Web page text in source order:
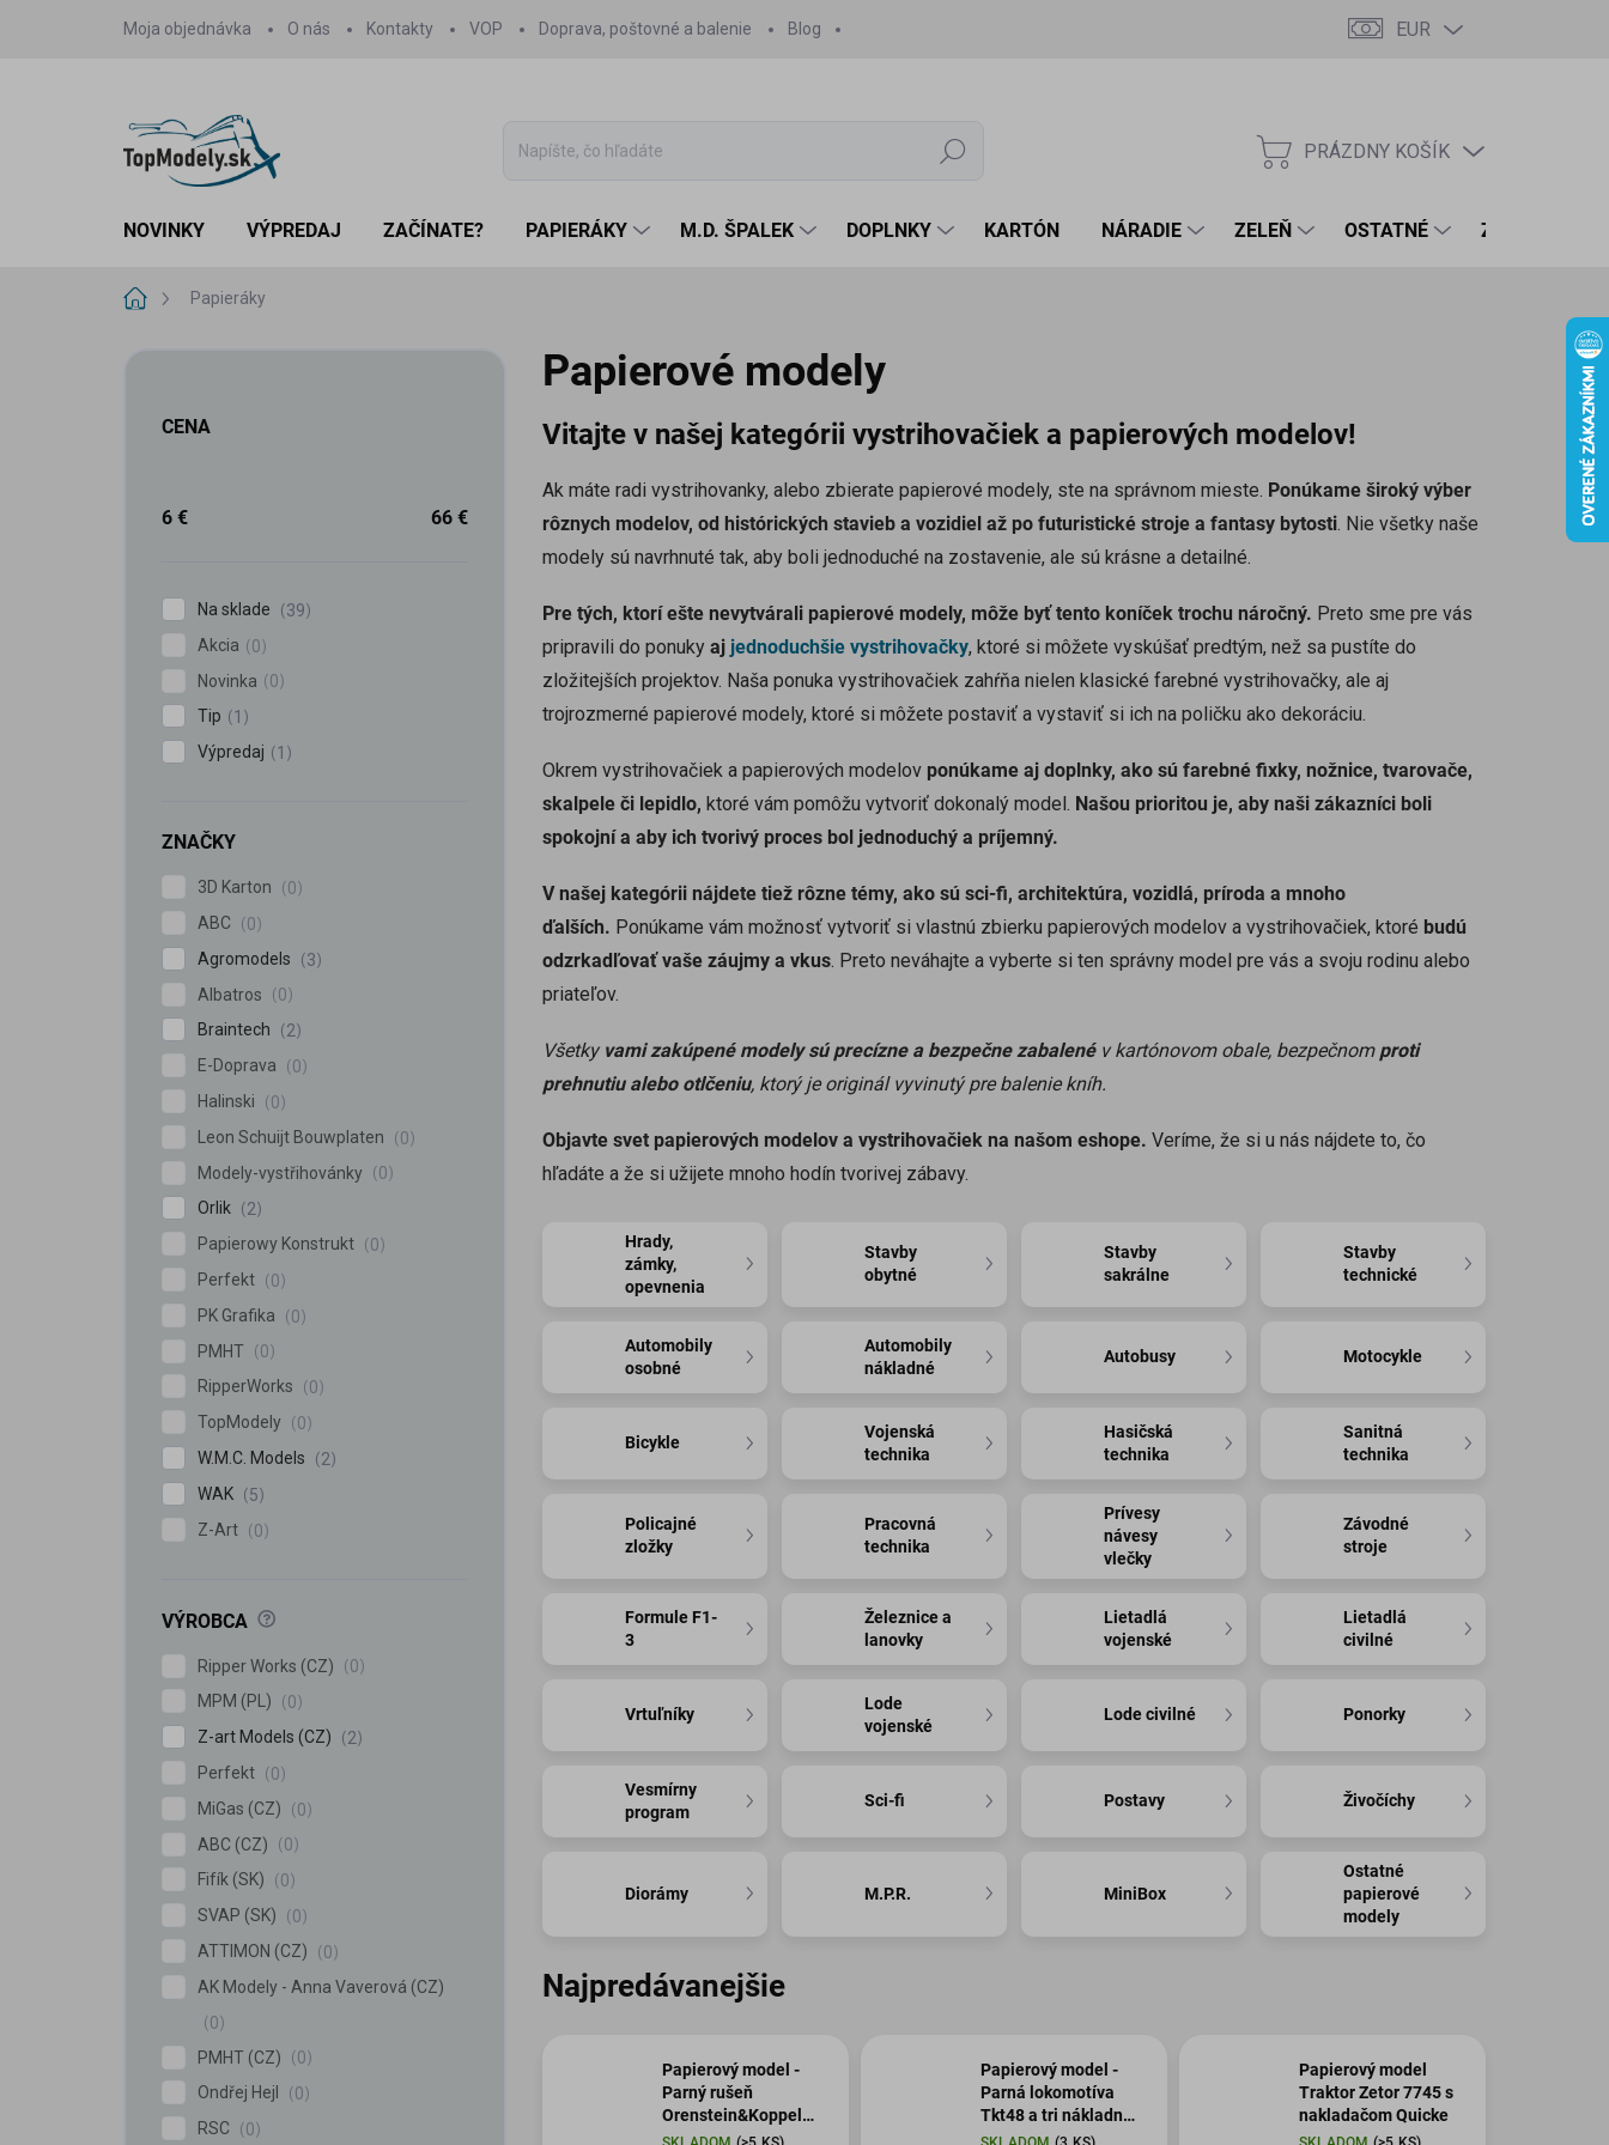
Moja objednávka O nás Kontakty VOP Doprava, poštovné a balenie Blog EUR
Hľadať
NÁKUPNÝ
PRÁZDNY KOŠÍK
NOVINKY VÝPREDAJ ZAČÍNATE? PAPIERÁKY M.D. ŠPALEK DOPLNKY KARTÓN NÁRADIE ZELEŇ OSTATNÉ ZNAČKY
DomovPapieráky
CENA
6 € 66 €
Na sklade
39
Akcia
0
Novinka
0
Tip
1
Výpredaj
1
ZNAČKY
3D Karton
0
ABC
0
Agromodels
3
Albatros
0
Braintech
2
E-Doprava
0
Halinski
0
Leon Schuijt Bouwplaten
0
Modely-vystřihovánky
0
Orlik
2
Papierowy Konstrukt
0
Perfekt
0
PK Grafika
0
PMHT
0
RipperWorks
0
TopModely
0
W.M.C. Models
2
WAK
5
Z-Art
0
VÝROBCA ?
Ripper Works (CZ)
0
MPM (PL)
0
Z-art Models (CZ)
2
Perfekt
0
MiGas (CZ)
0
ABC (CZ)
0
Fifík (SK)
0
SVAP (SK)
0
ATTIMON (CZ)
0
AK Modely - Anna Vaverová (CZ)
0
PMHT (CZ)
0
Ondřej Hejl
0
RSC
0
Papierové modely
Vitajte v našej kategórii vystrihovačiek a papierových modelov!
Ak máte radi vystrihovanky, alebo zbierate papierové modely, ste na správnom mieste. Ponúkame široký výber
rôznych modelov, od histórických stavieb a vozidiel až po futuristické stroje a fantasy bytosti. Nie všetky naše
modely sú navrhnuté tak, aby boli jednoduché na zostavenie, ale sú krásne a detailné.
Pre tých, ktorí ešte nevytvárali papierové modely, môže byť tento koníček trochu náročný. Preto sme pre vás
pripravili do ponuky aj jednoduchšie vystrihovačky, ktoré si môžete vyskúšať predtým, než sa pustíte do
zložitejších projektov. Naša ponuka vystrihovačiek zahŕňa nielen klasické farebné vystrihovačky, ale aj
trojrozmerné papierové modely, ktoré si môžete postaviť a vystaviť si ich na poličku ako dekoráciu.
Okrem vystrihovačiek a papierových modelov ponúkame aj doplnky, ako sú farebné fixky, nožnice, tvarovače,
skalpele či lepidlo, ktoré vám pomôžu vytvoriť dokonalý model. Našou prioritou je, aby naši zákazníci boli
spokojní a aby ich tvorivý proces bol jednoduchý a príjemný.
V našej kategórii nájdete tiež rôzne témy, ako sú sci-fi, architektúra, vozidlá, príroda a mnoho
ďalších. Ponúkame vám možnosť vytvoriť si vlastnú zbierku papierových modelov a vystrihovačiek, ktoré budú
odzrkadľovať vaše záujmy a vkus. Preto neváhajte a vyberte si ten správny model pre vás a svoju rodinu alebo
priateľov.
Všetky vami zakúpené modely sú precízne a bezpečne zabalenév kartónovom obale, bezpečnom proti
prehnutiu alebo otlčeniu, ktorý je originál vyvinutý pre balenie kníh.
Objavte svet papierových modelov a vystrihovačiek na našom eshope. Veríme, že si u nás nájdete to, čo
hľadáte a že si užijete mnoho hodín tvorivej zábavy.
Hrady,
zámky,
opevnenia
Stavby
obytné
Stavby
sakrálne
Stavby
technické
Automobily
osobné
Automobily
nákladné
Autobusy Motocykle
Bicykle
Vojenská
technika
Hasičská
technika
Sanitná
technika
Policajné
zložky
Pracovná
technika
Prívesy
návesy
vlečky
Závodné
stroje
Formule F1-
3
Železnice a
lanovky
Lietadlá
vojenské
Lietadlá
civilné
Vrtuľníky
Lode
vojenské
Lode civilné Ponorky
Vesmírny
program
Sci-fi Postavy Živočíchy
Diorámy M.P.R. MiniBox
Ostatné
papierové
modely
Najpredávanejšie
Papierový model -
Parný rušeň
Orenstein&Koppel
2911/1908 s vozňami
Papierový model -
Parná lokomotíva
Tkt48 a tri nákladné
vozne
Papierový model
Traktor Zetor 7745 s
nakladačom Quicke